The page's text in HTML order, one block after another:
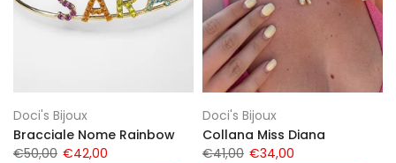
Doci's Bijoux
Bracciale Nome Rainbow
€50,00 €42,00
Doci's Bijoux
Collana Miss Diana
€41,00 €34,00